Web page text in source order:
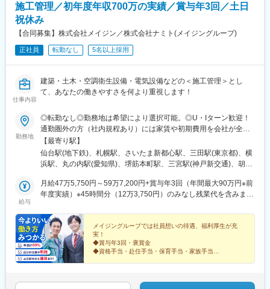
施工管理／初年度年収700万の実績／賞与年3回／土日
祝休み
【合同募集】株式会社メイジン／株式会社ナミト(メイジングループ)
正社員 転勤なし 5名以上採用
仕事内容
建築・土木・空調衛生設備・電気設備などの＜施工管理＞とし
て、あなたの働きやすさを何より重視します！
勤務地
◎転勤なし◎勤務地は希望により選択可能。◎U・Iターン歓迎！
通勤圏外の方（社内規程あり）には家賃や初期費用を会社が全額
負担。引越補助もご用意。＜株式会社メイジン＞北海道、東北、
関東、北陸、甲信越、東海の各プロジェクト先での勤務となりま
す。【北海道】北海道【東北】宮城、青森、秋田、岩手、山形、
陸・甲信越】新潟、長野、山梨【東海】静岡＜株式会社ナミト＞
東海、北陸、関西、中国、四国、九州の各プロジェクト先での勤
福井【関西】大阪、兵庫、滋賀、京都、奈良、和歌山【中国】広
島、鳥取、岡山、島根、山口【四国】香川、徳島、愛媛、高知
【九州】福岡、大分、佐賀、熊本、宮崎、長崎、鹿児島■交通アク
セスプロジェクト先によって異なります。プロジェクト先によ
り、車通勤OK。
【最寄り駅】
仙台駅(地下鉄)、札幌駅、さいたま新都心駅、三田駅(東京都)、横
浜駅、丸の内駅(愛知県)、堺筋本町駅、三宮駅(神戸新交通)、胡町
(函館本線)、美園駅、山頂駅(もいわ山)、発寒南駅、新さっぽろ
駅、稲穂駅、真駒内駅、熊ケ根駅、福田町駅、荒井駅(宮城県)、陸
和田駅(埼玉県)、与野本町駅、南与野駅、北浦和駅、南浦和駅、東
浦和駅、岩槻駅、蘇我駅、実籾駅、スポーツセンター駅、千城台
駅、誉田駅、検見川浜駅、鶴見小野駅、三ツ沢下町駅、戸部駅、
山手駅、井土ケ谷駅、上永谷駅、和田町駅、鶴ケ峰駅、屏風浦
駅、金沢文庫駅、新羽駅、十日市場駅(神奈川県)、青葉台駅、セン
島田駅、武蔵小杉駅、武蔵溝ノ口駅、鷺沼駅、生田駅(神奈川県)、
給与
月給47万5,750円～59万7,200円+賞与年3回（年間最大90万円※前
年度実績）※45時間分（12万3,750円）のみなし残業代を含みま
が含まれています。※経験・能力などを考慮し、決定します。＜年
収例＞670万円／35歳・入社2年目760万円／45歳・入社5年目
820万円／51歳・入社8年目
メイジングループでは社員想いの待遇、福利厚生が充
実！
◆賞与年3回・褒賞金
◆資格手当・赴任手当・保育手当・家族手当
◆インフルエンザ予防接種助成金